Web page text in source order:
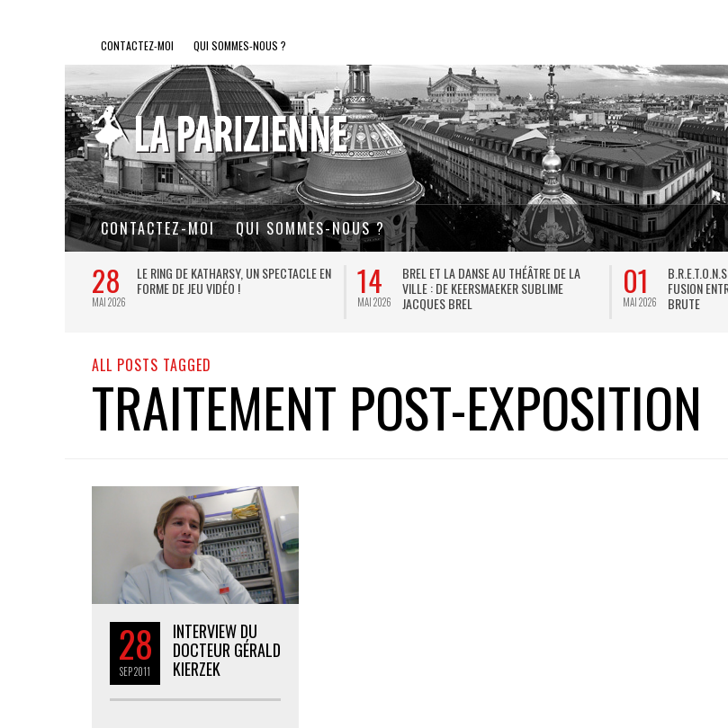
CONTACTEZ-MOI QUI SOMMES-NOUS ?
CONTACTEZ-MOI QUI SOMMES-NOUS ?
28
MAI 2026
LE RING DE KATHARSY, UN SPECTACLE EN
FORME DE JEU VIDÉO !
14
MAI 2026
BREL ET LA DANSE AU THÉÂTRE DE LA
VILLE : DE KEERSMAEKER SUBLIME
JACQUES BREL
01
MAI 2026
FUSION
BRUTE
ALL POSTS TAGGED
TRAITEMENT POST-EXPOSITION
28
SEP2011
INTERVIEW DU
DOCTEUR GÉRALD
KIERZEK